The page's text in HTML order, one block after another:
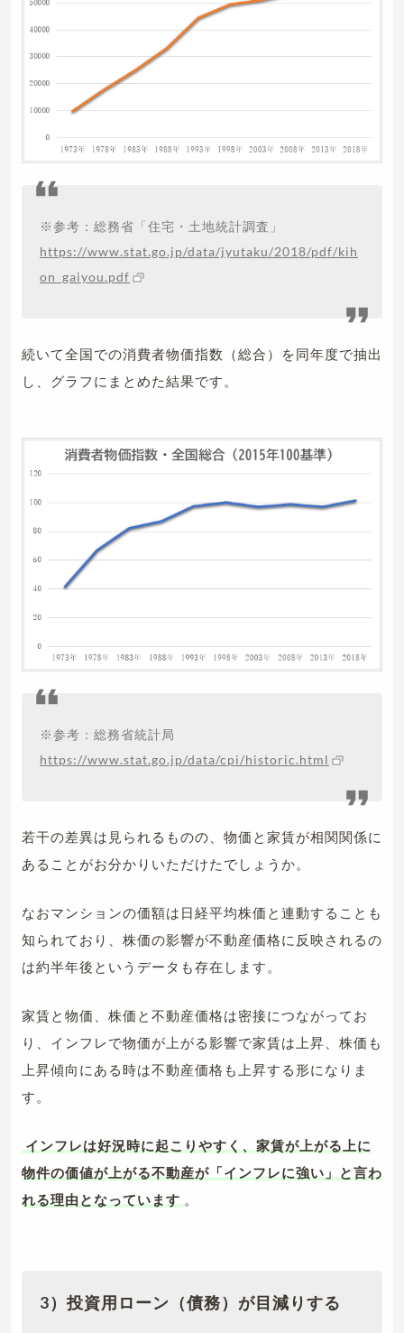
※参考：総務省「住宅・土地統計調査」
https://www.stat.go.jp/data/jyutaku/2018/pdf/kih
on_gaiyou.pdf
続いて全国での消費者物価指数（総合）を同年度で抽出
し、グラフにまとめた結果です。
※参考：総務省統計局
https://www.stat.go.jp/data/cpi/historic.html
若干の差異は見られるものの、物価と家賃が相関関係に
あることがお分かりいただけたでしょうか。
なおマンションの価額は日経平均株価と連動することも
知られており、株価の影響が不動産価格に反映されるの
は約半年後というデータも存在します。
家賃と物価、株価と不動産価格は密接につながってお
り、インフレで物価が上がる影響で家賃は上昇、株価も
上昇傾向にある時は不動産価格も上昇する形になりま
す。
インフレは好況時に起こりやすく、家賃が上がる上に
物件の価値が上がる不動産が「インフレに強い」と言わ
れる理由となっています 。
3）投資用ローン（債務）が目減りする